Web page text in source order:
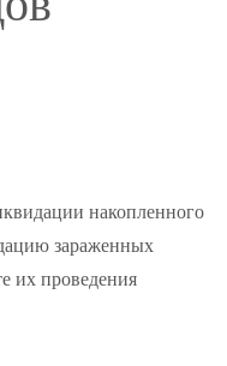
накопленного
зараженных
их проведения